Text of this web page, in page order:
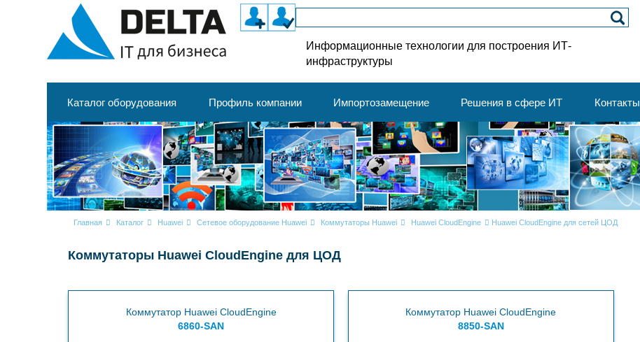
Информационные технологии для построения ИТ-
инфраструктуры
Каталог оборудования Профиль компании Импортозамещение Решения в сфере ИТ Контакты
Главная Каталог Huawei Сетевое оборудование Huawei Коммутаторы Huawei Huawei CloudEngine Huawei CloudEngine для сетей ЦОД
Коммутаторы Huawei CloudEngine для ЦОД
Коммутатор Huawei CloudEngine
6860-SAN
Коммутатор Huawei CloudEngine
8850-SAN